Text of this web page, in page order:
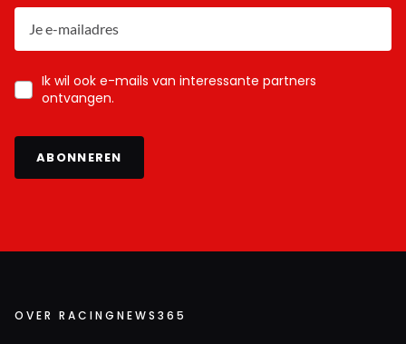
Ik wil ook e-mails van interessante partners
ontvangen.
ABONNEREN
OVER RACINGNEWS365